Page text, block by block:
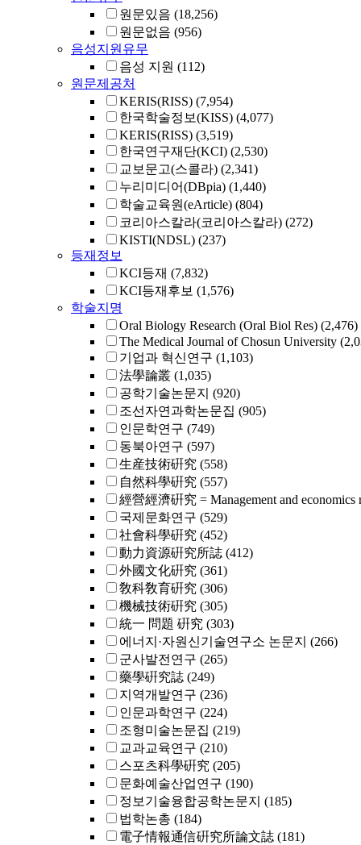
원문있음 (18,256)
원문없음 (956)
음성지원유무
음성 지원 (112)
원문제공처
KERIS(RISS) (7,954)
한국학술정보(KISS) (4,077)
KERIS(RISS) (3,519)
한국연구재단(KCI) (2,530)
교보문고(스콜라) (2,341)
누리미디어(DBpia) (1,440)
학술교육원(eArticle) (804)
코리아스칼라(코리아스칼라) (272)
KISTI(NDSL) (237)
등재정보
KCI등재 (7,832)
KCI등재후보 (1,576)
학술지명
Oral Biology Research (Oral Biol Res) (2,476)
The Medical Journal of Chosun University
기업과 혁신연구 (1,103)
法學論叢 (1,035)
공학기술논문지 (920)
조선자연과학논문집 (905)
인문학연구 (749)
동북아연구 (597)
生産技術硏究 (558)
自然科學硏究 (557)
經營經濟硏究 = Management and economics
국제문화연구 (529)
社會科學硏究 (452)
動力資源硏究所誌 (412)
外國文化硏究 (361)
敎科敎育硏究 (306)
機械技術硏究 (305)
統一 問題 硏究 (303)
에너지·자원신기술연구소 논문지 (266)
군사발전연구 (265)
藥學硏究誌 (249)
지역개발연구 (236)
인문과학연구 (224)
조형미술논문집 (219)
교과교육연구 (210)
스포츠科學硏究 (205)
문화예술산업연구 (190)
정보기술융합공학논문지 (185)
법학논총 (184)
電子情報通信硏究所論文誌 (181)